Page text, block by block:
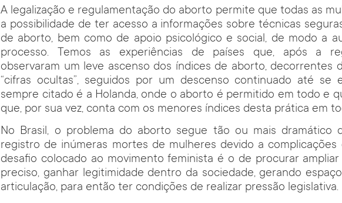
A legalização e regulamentação do aborto permite que todas as
a possibilidade de ter acesso a informações sobre técnicas
de aborto, bem como de apoio psicológico e social, de modo a
processo. Temos as experiências de países que, após a
observaram um leve ascenso dos índices de aborto, decorrentes
“cifras ocultas”, seguidos por um descenso continuado até se
sempre citado é a Holanda, onde o aborto é permitido em todo e
que, por sua vez, conta com os menores índices desta prática em
No Brasil, o problema do aborto segue tão ou mais dramático
registro de inúmeras mortes de mulheres devido a complicações
desafio colocado ao movimento feminista é o de procurar
preciso, ganhar legitimidade dentro da sociedade, gerando
articulação, para então ter condições de realizar pressão legislativa.